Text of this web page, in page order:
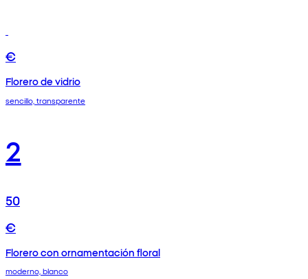
€
Florero de vidrio
sencillo, transparente
2
50
€
Florero con ornamentación floral
moderno, blanco